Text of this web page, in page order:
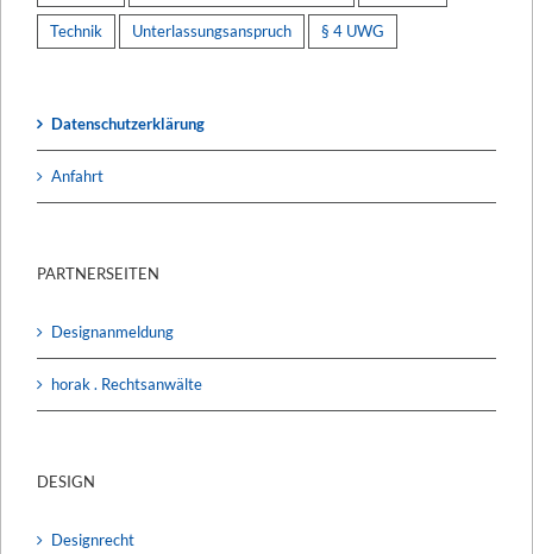
Technik Unterlassungsanspruch § 4 UWG
Datenschutzerklärung
Anfahrt
PARTNERSEITEN
Designanmeldung
horak . Rechtsanwälte
DESIGN
Designrecht